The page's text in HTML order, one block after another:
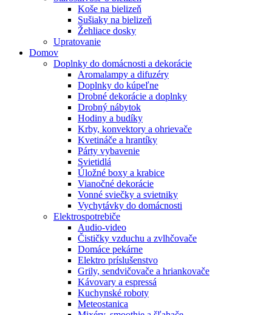
Koše na bielizeň
Sušiaky na bielizeň
Žehliace dosky
Upratovanie
Domov
Doplnky do domácnosti a dekorácie
Aromalampy a difuzéry
Doplnky do kúpeľne
Drobné dekorácie a doplnky
Drobný nábytok
Hodiny a budíky
Krby, konvektory a ohrievače
Kvetináče a hrantíky
Párty vybavenie
Svietidlá
Úložné boxy a krabice
Vianočné dekorácie
Vonné sviečky a svietniky
Vychytávky do domácnosti
Elektrospotrebiče
Audio-video
Čističky vzduchu a zvlhčovače
Domáce pekárne
Elektro príslušenstvo
Grily, sendvičovače a hriankovače
Kávovary a espressá
Kuchynské roboty
Meteostanica